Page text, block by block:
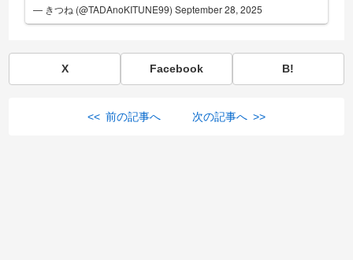
— きつね (@TADAnoKITUNE99)September 28, 2025
X Facebook B!
<< 前の記事へ 次の記事へ >>